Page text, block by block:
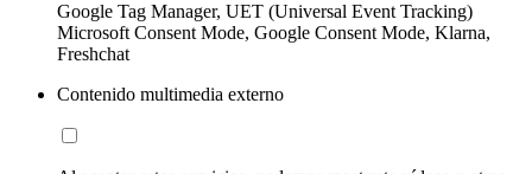
Google Tag Manager, UET (Universal Event Tracking)
Microsoft Consent Mode, Google Consent Mode, Klarna,
Freshchat
Contenido multimedia externo